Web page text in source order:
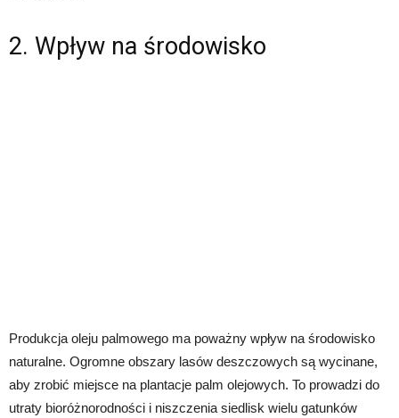
2. Wpływ na środowisko
Produkcja oleju palmowego ma poważny wpływ na środowisko
naturalne. Ogromne obszary lasów deszczowych są wycinane,
aby zrobić miejsce na plantacje palm olejowych. To prowadzi do
utraty bioróżnorodności i niszczenia siedlisk wielu gatunków